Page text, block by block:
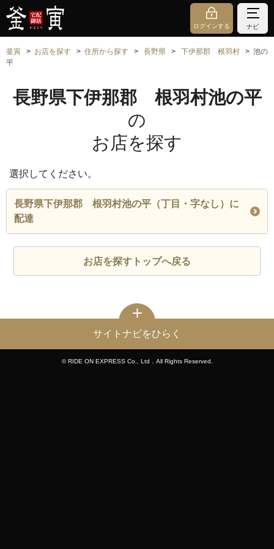
ログインする ナビ
釜寅 お店を探す 住所から探す 長野県 下伊那郡 根羽村
池の
平
長野県下伊那郡 根羽村池の平
の
お店を探す
選択してください。
長野県下伊那郡 根羽村池の平（丁目・字なし）に
配達
お店を探すトップへ戻る
サイトナビをひらく
© RIDE ON EXPRESS Co., Ltd．All Rights Reserved.